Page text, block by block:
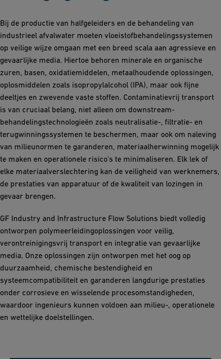
Bij de productie van halfgeleiders en de behandeling van
industrieel afvalwater moeten vloeistofbehandelingssystemen
op veilige wijze omgaan met een breed scala aan agressieve en
gevaarlijke media. Hiertoe behoren minerale en organische
zuren, basen, oxidatiemiddelen, metaalhoudende oplossingen,
oplosmiddelen zoals isopropylalcohol (IPA), maar ook fijne
deeltjes en zwevende vaste stoffen. Contaminatievrij transport
is van cruciaal belang, niet alleen om downstream-
behandelingstechnologieën zoals neutralisatie-, filtratie- en
terugwinningssystemen te beschermen, maar ook om naleving
van milieunormen te garanderen, materiaalherwinning mogelijk
te maken en operationele risico's te minimaliseren. Elk lek of
elke materiaalverslechtering kan de veiligheid van werknemers,
de prestaties van apparatuur of de kwaliteit van lozingen in
gevaar brengen.
GF Industry and Infrastructure Flow Solutions biedt volledig
ontworpen polymeerleidingoplossingen voor veilig,
verontreinigingsvrij transport en integratie van gevaarlijke
media. Onze oplossingen zijn ontworpen met het oog op
duurzaamheid, chemische bestendigheid en
systeemcompatibiliteit en garanderen langdurige prestaties
onder corrosieve en wisselende procesomstandigheden,
waardoor ingenieurs kunnen voldoen aan milieu-, operationele
en wettelijke doelstellingen.